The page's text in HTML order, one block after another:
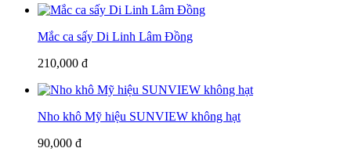
Mắc ca sấy Di Linh Lâm Đồng
210,000 đ
Nho khô Mỹ hiệu SUNVIEW không hạt
90,000 đ